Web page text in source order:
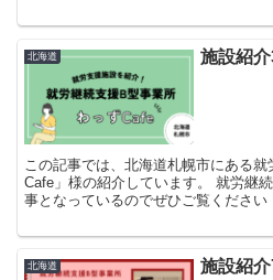
北海道 施設紹介
この記事では、北海道札幌市にある
Cafe」様の紹介しています。 就労継
事となっているのでぜひご覧ください
北海道 施設紹介